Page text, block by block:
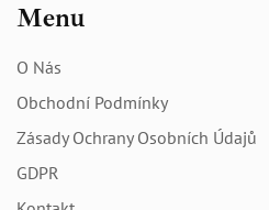
Menu
O Nás
Obchodní Podmínky
Zásady Ochrany Osobních Údajů
GDPR